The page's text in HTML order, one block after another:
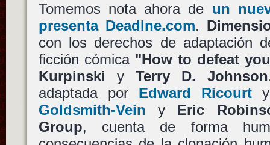
Tomemos nota ahora de un
presenta Deadlne.com.
con los derechos de adaptación
ficción cómica "How to defeat
Kurpinski y Terry D. Johnson
adaptada por Edward Ricourty
Goldsmith-Vein y Eric
Group, cuenta de forma